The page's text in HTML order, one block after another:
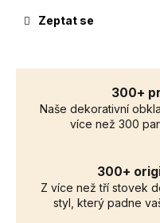
Zeptat se
300+
Naše dekorativní
více než 300
300+
Z více než tří stovek
styl, který padne